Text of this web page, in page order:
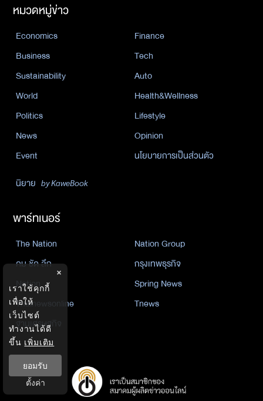
หมวดหมู่ข่าว
Economics
Finance
Business
Tech
Sustainability
Auto
World
Health&Wellness
Politics
Lifestyle
News
Opinion
Event
นโยบายการเป็นส่วนตัว
นิยาย by KaweBook
พาร์ทเนอร์
The Nation
Nation Group
คม ชัด ลึก
กรุงเทพธุรกิจ
Nation
Spring News
Thainewsonline
Tnews
ฐานเศรษฐกิจ
×
เราใช้คุกกี้
เพื่อให้
เว็บไซต์
ทำงานได้ดี
ขึ้น เพิ่มเติม
ยอมรับ
ตั้งค่า